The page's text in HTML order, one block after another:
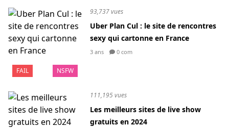
FAIL NSFW
93,737 vues
Uber Plan Cul : le site de rencontres
sexy qui cartonne en France
3 ans 0 com
111,195 vues
Les meilleurs sites de live show
gratuits en 2024